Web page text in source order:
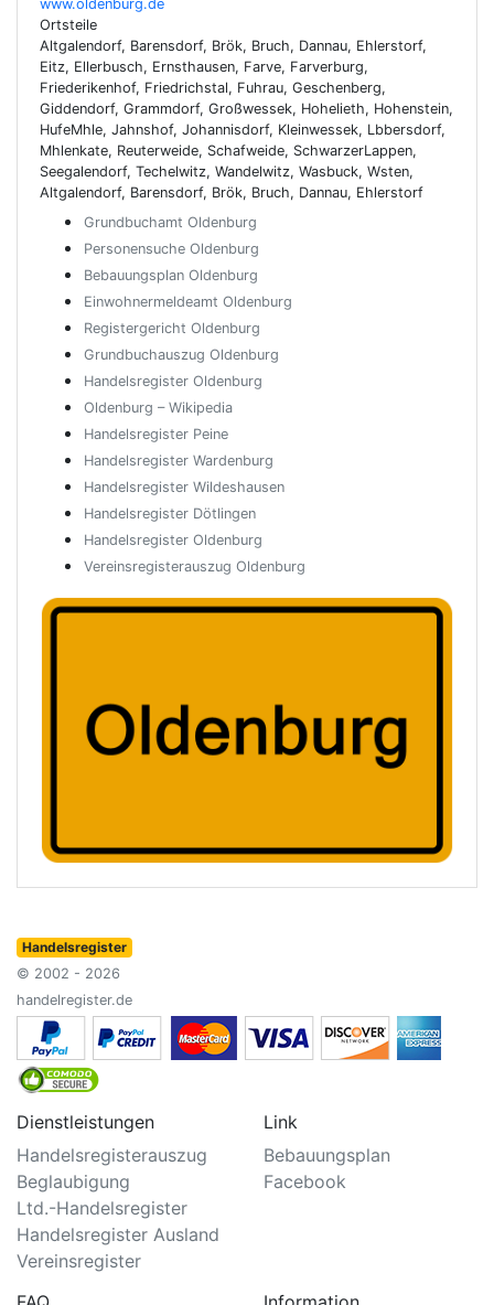
www.oldenburg.de
Ortsteile
Altgalendorf, Barensdorf, Brök, Bruch, Dannau, Ehlerstorf,
Eitz, Ellerbusch, Ernsthausen, Farve, Farverburg,
Friederikenhof, Friedrichstal, Fuhrau, Geschenberg,
Giddendorf, Grammdorf, Großwessek, Hohelieth, Hohenstein,
HufeMhle, Jahnshof, Johannisdorf, Kleinwessek, Lbbersdorf,
Mhlenkate, Reuterweide, Schafweide, SchwarzerLappen,
Seegalendorf, Techelwitz, Wandelwitz, Wasbuck, Wsten,
Altgalendorf, Barensdorf, Brök, Bruch, Dannau, Ehlerstorf
Grundbuchamt Oldenburg
Personensuche Oldenburg
Bebauungsplan Oldenburg
Einwohnermeldeamt Oldenburg
Registergericht Oldenburg
Grundbuchauszug Oldenburg
Handelsregister Oldenburg
Oldenburg – Wikipedia
Handelsregister Peine
Handelsregister Wardenburg
Handelsregister Wildeshausen
Handelsregister Dötlingen
Handelsregister Oldenburg
Vereinsregisterauszug Oldenburg
Handelsregister
© 2002 - 2026
handelregister.de
Dienstleistungen
Handelsregisterauszug
Beglaubigung
Ltd.-Handelsregister
Handelsregister Ausland
Vereinsregister
Link
Bebauungsplan
Facebook